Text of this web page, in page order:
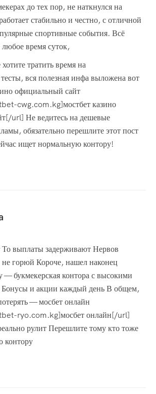
до тех пор, не наткнулся на
стабильно и честно, с отличной
спортивные события. Всё
любое время суток,
тратить время на
вся полезная инфа выложена вот
официальный сайт
cwg.com.kg]мостбет казино
url] Не ведитесь на дешевые
обязательно перешлите этот пост
ищет нормальную контору!
То выплаты задерживают Нервов
горюй Короче, нашел наконец
— букмекерская контора с высокими
и акции каждый день В общем,
— мосбет онлайн
ryo.com.kg]мосбет онлайн[/url]
рулит Перешлите тому кто тоже
контору